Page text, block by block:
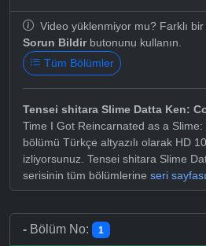
Video yüklenmiyor mu? Farklı
Sorun Bildirbutonunu kullanın.
Tüm Bölümler
Tensei shitara Slime Datta Ken:
Time I Got Reincarnated as a Slime:
bölümü Türkçe altyazılı olarak HD
izliyorsunuz. Tensei shitara Slime
serisinin tüm bölümlerine seri
- Bölüm No: 1